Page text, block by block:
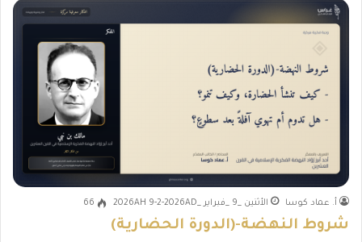
أ. عماد كوسا الأثنين _9 _فبراير _2026AH 9-2-2026AD 66
شروط النهضة-(الدورة الحضارية)